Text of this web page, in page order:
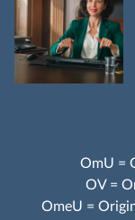
OmU =
OV =
OmeU =